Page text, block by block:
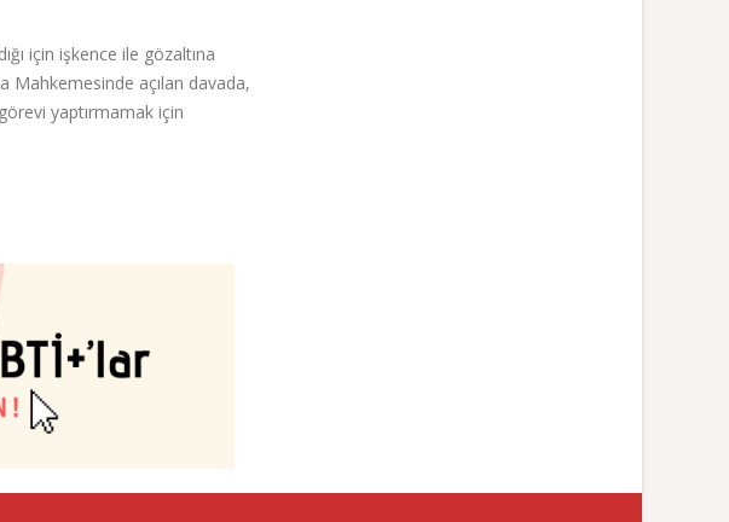
için işkence ile gözaltına
Mahkemesinde açılan davada,
yaptırmamak için